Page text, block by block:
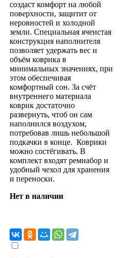
создаст комфорт на любой
поверхности, защитит от
неровностей и холодной
земли. Специальная ячеистая
конструкция наполнителя
позволяет удержать вес и
объём коврика в
минимальных значениях, при
этом обеспечивая
комфортный сон. За счёт
внутреннего материала
коврик достаточно
развернуть, чтоб он сам
наполнился воздухом,
потребовав лишь небольшой
подкачки в конце. Коврики
можно состёгивать. В
комплект входят ремнабор и
удобный чехол для хранения
и переноски.
Нет в наличии